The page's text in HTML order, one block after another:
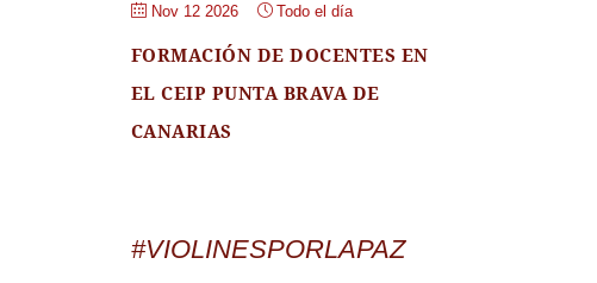
Nov 12 2026 Todo el día
FORMACIÓN DE DOCENTES EN
EL CEIP PUNTA BRAVA DE
CANARIAS
#VIOLINESPORLAPAZ